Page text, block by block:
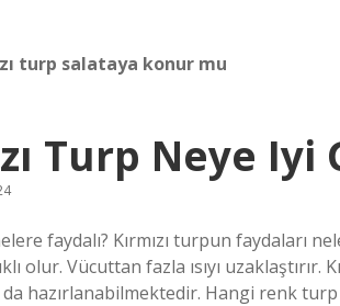
turp salataya konur mu
Turp Neye Iyi
faydalı? Kırmızı turpun faydaları
olur. Vücuttan fazla ısıyı
hazırlanabilmektedir. Hangi renk turp